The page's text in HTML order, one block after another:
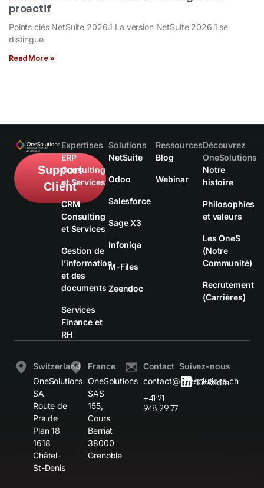
proactif
Points clés NetSuite 2026.1 La version NetSuite 2026.1 se
distingue
Read More »
Support
Client
Expertises
ERP
Consulting
et Services
CRM
Consulting
et Services
Gestion de
l’information
et des
documents
Services
Finance et
RH
Solutions
NetSuite
Odoo
Salesforce
Sage X3
Infoniqa
M-Files
Zeendoc
Ressources
Blog
Webinar
Découvrez
OneSolutions
Notre
histoire
Philosophies
et valeurs
Les OneS
(Notre
Communité)
Recrutement
(Carrières)
Switzerland
OneSolutions
SA
Route de
Pra de
Plan 18
1618
Châtel-
St-Denis
France
OneSolutions
SAS
155,
Cours
Berriat
38000
Grenoble
Contact
contact@onesolutions.ch
+41 21
948 29 77
Suivez-nous
LinkedIn